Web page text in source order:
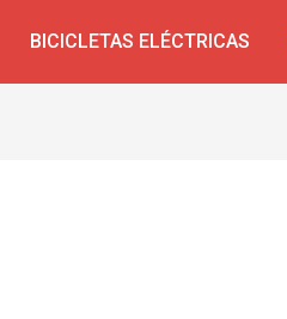
BICICLETAS ELÉCTRICAS